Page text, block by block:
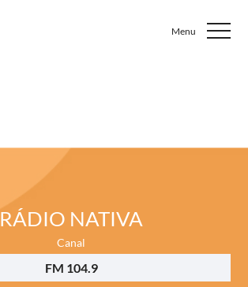
RÁDIO NATIVA
Canal
FM 104.9